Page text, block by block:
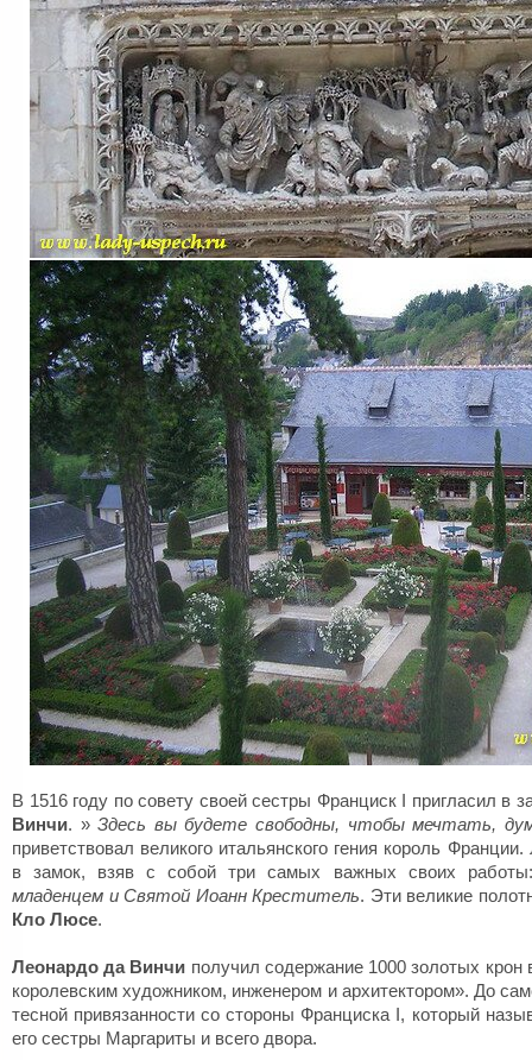
В 1516 году по совету своей сестры Франциск I пригласил в
Винчи. » Здесь вы будете свободны, чтобы мечтать,
приветствовал великого итальянского гения король
в замок, взяв с собой три самых важных своих
младенцем и Святой Иоанн Креститель. Эти великие
Кло Люсе.
Леонардо да Винчи получил содержание 1000 золотых крон
королевским художником, инженером и архитектором». До
тесной привязанности со стороны Франциска I, который
его сестры Маргариты и всего двора.